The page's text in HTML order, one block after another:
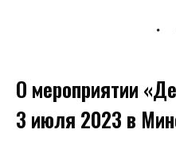
О мероприятии
3 июля 2023 в